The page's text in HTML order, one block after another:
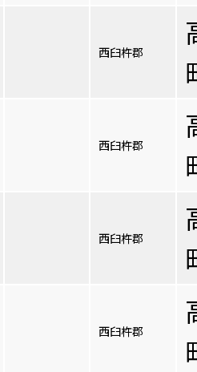
西臼杵郡
西臼杵郡
西臼杵郡
西臼杵郡